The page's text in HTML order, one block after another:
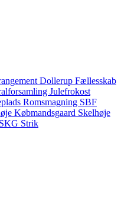
Dollerup Fællesskab
Julefrokost
Romsmagning SBF
Købmandsgaard Skelhøje
SKG Strik